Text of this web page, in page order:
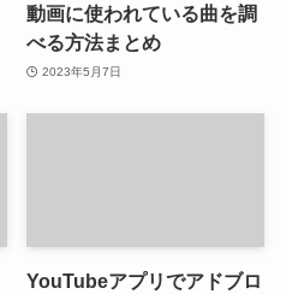
動画に使われている曲を調
べる方法まとめ
2023年5月7日
YouTubeアプリでアドブロ